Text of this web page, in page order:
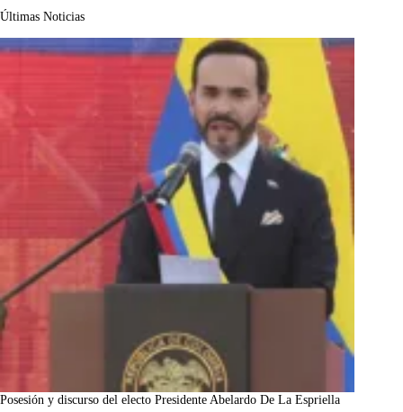
Últimas Noticias
Posesión y discurso del electo Presidente Abelardo De La Espriella